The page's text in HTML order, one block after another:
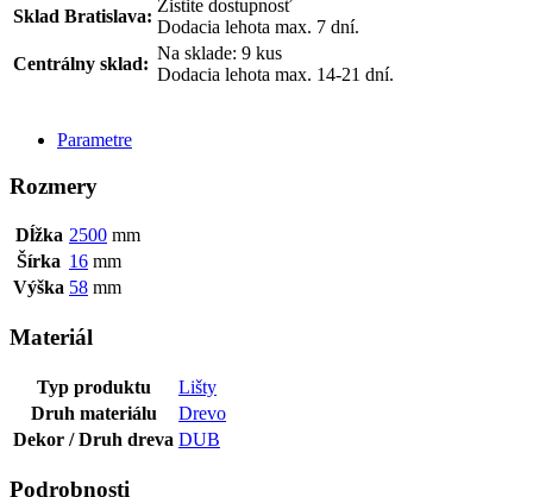
Sklad Bratislava:
Zistite dostupnosť
Dodacia lehota max. 7 dní.
Centrálny sklad:
Na sklade: 9 kus
Dodacia lehota max. 14-21 dní.
Parametre
Rozmery
Dĺžka 2500 mm
Šírka 16 mm
Výška 58 mm
Materiál
Typ produktu
Lišty
Druh materiálu
Drevo
Dekor / Druh dreva DUB
Podrobnosti